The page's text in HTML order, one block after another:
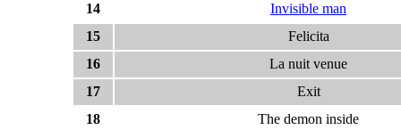
14
Invisible man
15
Felicita
16
La nuit venue
17
Exit
18
The demon inside